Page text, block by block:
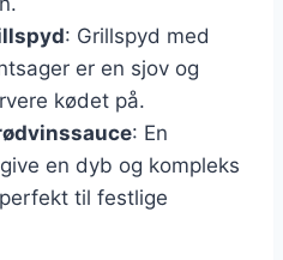
: Grillspyd med
er en sjov og
kødet på.
: En
en dyb og kompleks
til festlige